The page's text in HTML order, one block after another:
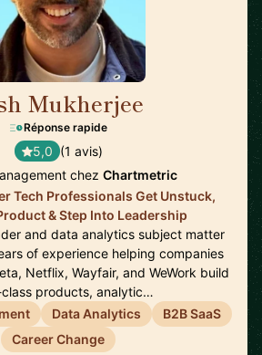
Mukherjee
Réponse rapide
5,0 (1 avis)
chez Chartmetric
Tech Professionals Get Unstuck,
& Step Into Leadership
and data analytics subject matter
of experience helping companies
Netflix, Wayfair, and WeWork build
products, analytic…
Data Analytics
B2B SaaS
Career Change